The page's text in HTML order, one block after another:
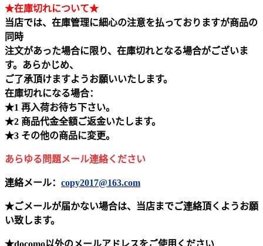
★在庫切れについて★
当店では、在庫管理に細心の注意を払っておりますが商品の
同時
注文があった場合に限り、在庫切れとなる場合がございま
す。あらかじめ、
ご了承頂けますようお願いいたします。
在庫切れになる場合：
★1 再入荷お待ち下さい。
★2 商品代金全額ご返金いたします。
★3 その他の商品に変更。
あらゆる問題メール連絡ください
連絡メール： copy2017@163.com
★ごメールが届かない場合は、当店までご連絡頂くようお願
い致します。
★docomo以外のメールアドレスをご使用ください